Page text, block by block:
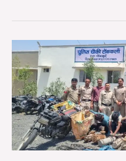
टोंकखुर्द
पुलिस
ने
मोटर
पंप
चोरी
करने
वाले
गिरोह